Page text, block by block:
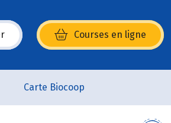
Courses en ligne
nouvelle fenêtre)
Carte Biocoop